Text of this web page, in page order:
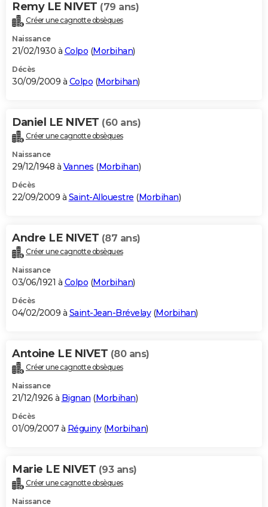
Remy LE NIVET (79 ans)
Créer une cagnotte obsèques
Naissance
21/02/1930 à Colpo (Morbihan)
Décès
30/09/2009 à Colpo (Morbihan)
Daniel LE NIVET (60 ans)
Créer une cagnotte obsèques
Naissance
29/12/1948 à Vannes (Morbihan)
Décès
22/09/2009 à Saint-Allouestre (Morbihan)
Andre LE NIVET (87 ans)
Créer une cagnotte obsèques
Naissance
03/06/1921 à Colpo (Morbihan)
Décès
04/02/2009 à Saint-Jean-Brévelay(Morbihan)
Antoine LE NIVET (80 ans)
Créer une cagnotte obsèques
Naissance
21/12/1926 à Bignan (Morbihan)
Décès
01/09/2007 à Réguiny(Morbihan)
Marie LE NIVET (93 ans)
Créer une cagnotte obsèques
Naissance